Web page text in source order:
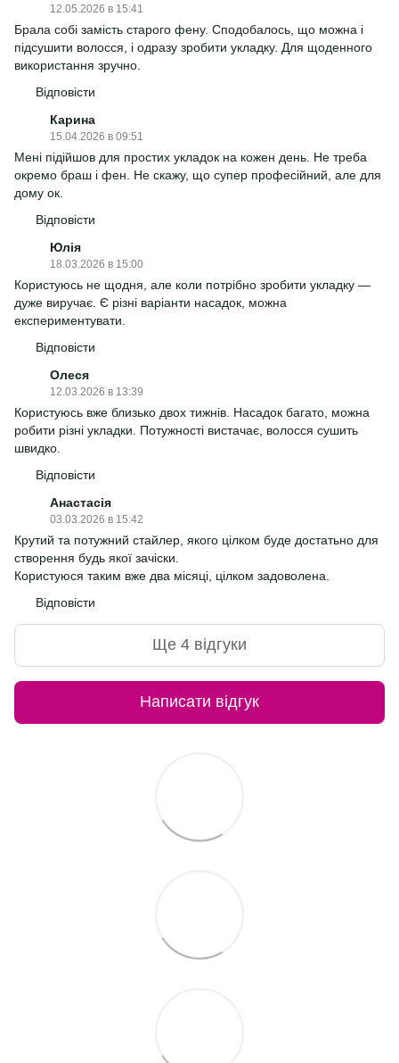
12.05.2026 в 15:41
Брала собі замість старого фену. Сподобалось, що можна і
підсушити волосся, і одразу зробити укладку. Для щоденного
використання зручно.
Відповісти
Карина
15.04.2026 в 09:51
Мені підійшов для простих укладок на кожен день. Не треба
окремо браш і фен. Не скажу, що супер професійний, але для
дому ок.
Відповісти
Юлія
18.03.2026 в 15:00
Користуюсь не щодня, але коли потрібно зробити укладку —
дуже виручає. Є різні варіанти насадок, можна
експериментувати.
Відповісти
Олеся
12.03.2026 в 13:39
Користуюсь вже близько двох тижнів. Насадок багато, можна
робити різні укладки. Потужності вистачає, волосся сушить
швидко.
Відповісти
Анастасія
03.03.2026 в 15:42
Крутий та потужний стайлер, якого цілком буде достатьно для
створення будь якої зачіски.
Користуюся таким вже два місяці, цілком задоволена.
Відповісти
Ще 4 відгуки
Написати відгук